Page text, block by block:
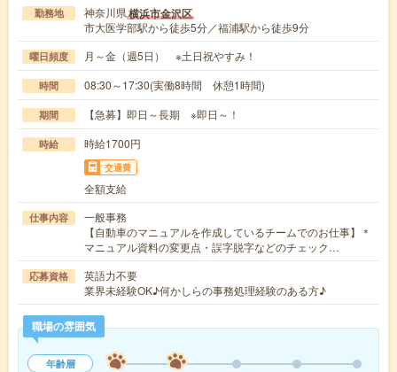
勤務地 神奈川県横浜市金沢区
市大医学部駅から徒歩5分／福浦駅から徒歩9分
曜日頻度 月～金（週5日） ※土日祝やすみ！
時間 08:30～17:30(実働8時間 休憩1時間)
期間 【急募】即日～長期 ※即日～！
時給 時給1700円
交通費
全額支給
仕事内容
一般事務
【自動車のマニュアルを作成しているチームでのお仕事】＊
マニュアル資料の変更点・誤字脱字などのチェック…
応募資格
英語力不要
業界未経験OK♪何かしらの事務処理経験のある方♪
職場の雰囲気
年齢層